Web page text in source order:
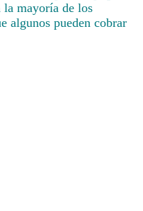
la mayoría de los
algunos pueden cobrar